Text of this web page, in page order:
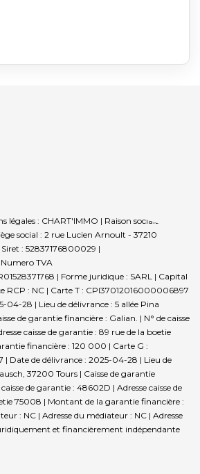
: CHART'IMMO | Raison sociale : SARL
social : 2 rue Lucien Arnoult - 37210
: 52837176800029 |
TVA
| Forme juridique : SARL | Capital
RCP : NC | Carte T : CPI37012016000006897
04-28 | Lieu de délivrance : 5 allée Pina
de garantie financière : Galian. | N° de caisse
caisse de garantie : 89 rue de la boetie
financière : 120 000 | Carte G :
Date de délivrance : 2025-04-28 | Lieu de
37200 Tours | Caisse de garantie
de garantie : 48602D | Adresse caisse de
75008 | Montant de la garantie financière :
: NC | Adresse du médiateur : NC | Adresse
et financièrement indépendante